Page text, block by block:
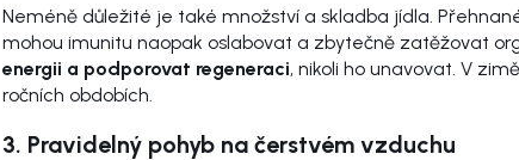
Neméně důležité je také množství a skladba jídla.
mohou imunitu naopak oslabovat a zbytečně zatěžovat
energii a podporovat regeneraci, nikoli ho unavovat. V
ročních obdobích.
3. Pravidelný pohyb na čerstvém vzduchu